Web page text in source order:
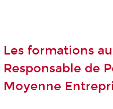
Les formations
Responsable de
Moyenne